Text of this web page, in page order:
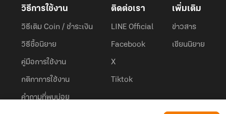
วิธีการใช้งาน
วิธีเติม Coin / ชำระเงิน
วิธีซื้อนิยาย
คู่มือการใช้งาน
กติกาการใช้งาน
คำถามที่พบบ่อย
ติดต่อเรา
LINE Official
Facebook
X
Tiktok
เพิ่มเติม
ข่าวสาร
เขียนนิยาย